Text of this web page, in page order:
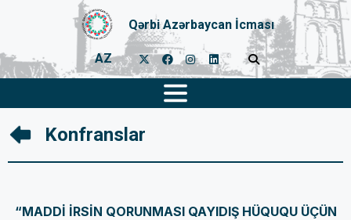
Qərbi Azərbaycan İcması
AZ
Konfranslar
“MADDİ İRSİN QORUNMASI QAYIDIŞ HÜQUQU ÜÇÜN